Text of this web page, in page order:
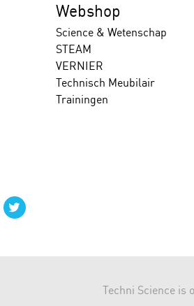
Webshop
Science & Wetenschap
STEAM
VERNIER
Technisch Meubilair
Trainingen
Techni Science is